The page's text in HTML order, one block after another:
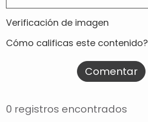
Verificación de imagen
Cómo calificas este contenido?
Comentar
0 registros encontrados